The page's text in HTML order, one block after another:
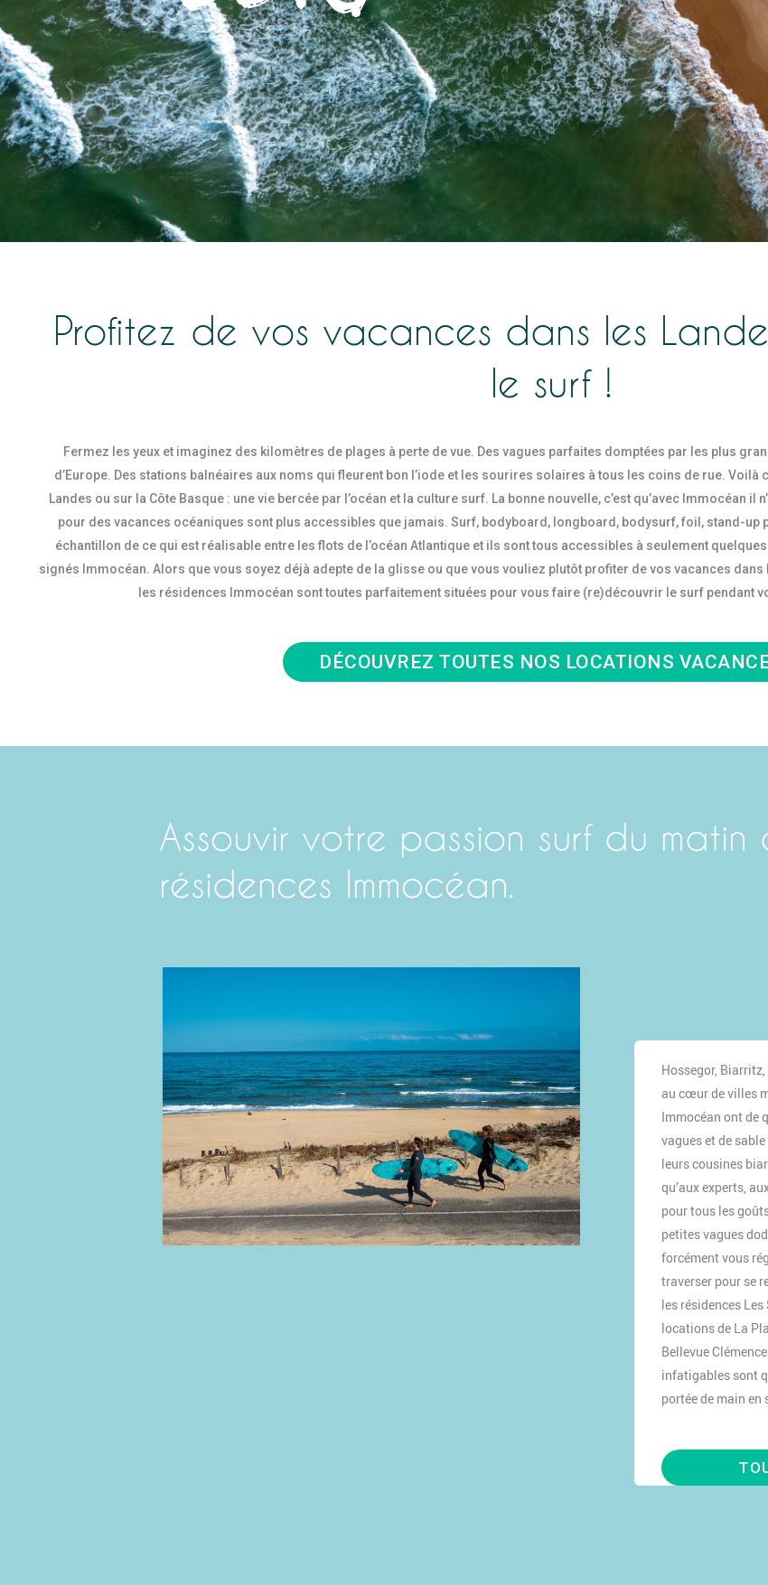
Profitez de vos vacances dans les
le surf !
Fermez les yeux et imaginez des kilomètres de plages à perte de vue. Des vagues parfaites domptées par les plus
d’Europe. Des stations balnéaires aux noms qui fleurent bon l’iode et les sourires solaires à tous les coins de rue.
Landes ou sur la Côte Basque : une vie bercée par l’océan et la culture surf. La bonne nouvelle, c’est qu’avec Immocéan il
pour des vacances océaniques sont plus accessibles que jamais. Surf, bodyboard, longboard, bodysurf, foil, stand-up
échantillon de ce qui est réalisable entre les flots de l’océan Atlantique et ils sont tous accessibles à seulement
signés Immocéan. Alors que vous soyez déjà adepte de la glisse ou que vous vouliez plutôt profiter de vos vacances dans
les résidences Immocéan sont toutes parfaitement situées pour vous faire (re)découvrir le surf pendant
DÉCOUVREZ TOUTES NOS LOCATIONS
Assouvir votre passion surf du
résidences Immocéan.
Hossegor,
au cœur de villes
Immocéan ont de
vagues et de
leurs cousines
qu’aux experts,
pour tous les
petites vagues
forcément vous
traverser pour se
les résidences
locations de La
Bellevue
infatigables sont
portée de main en